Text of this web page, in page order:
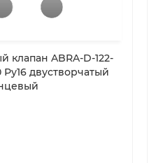
клапан ABRA-D-122-
Ру16 двустворчатый